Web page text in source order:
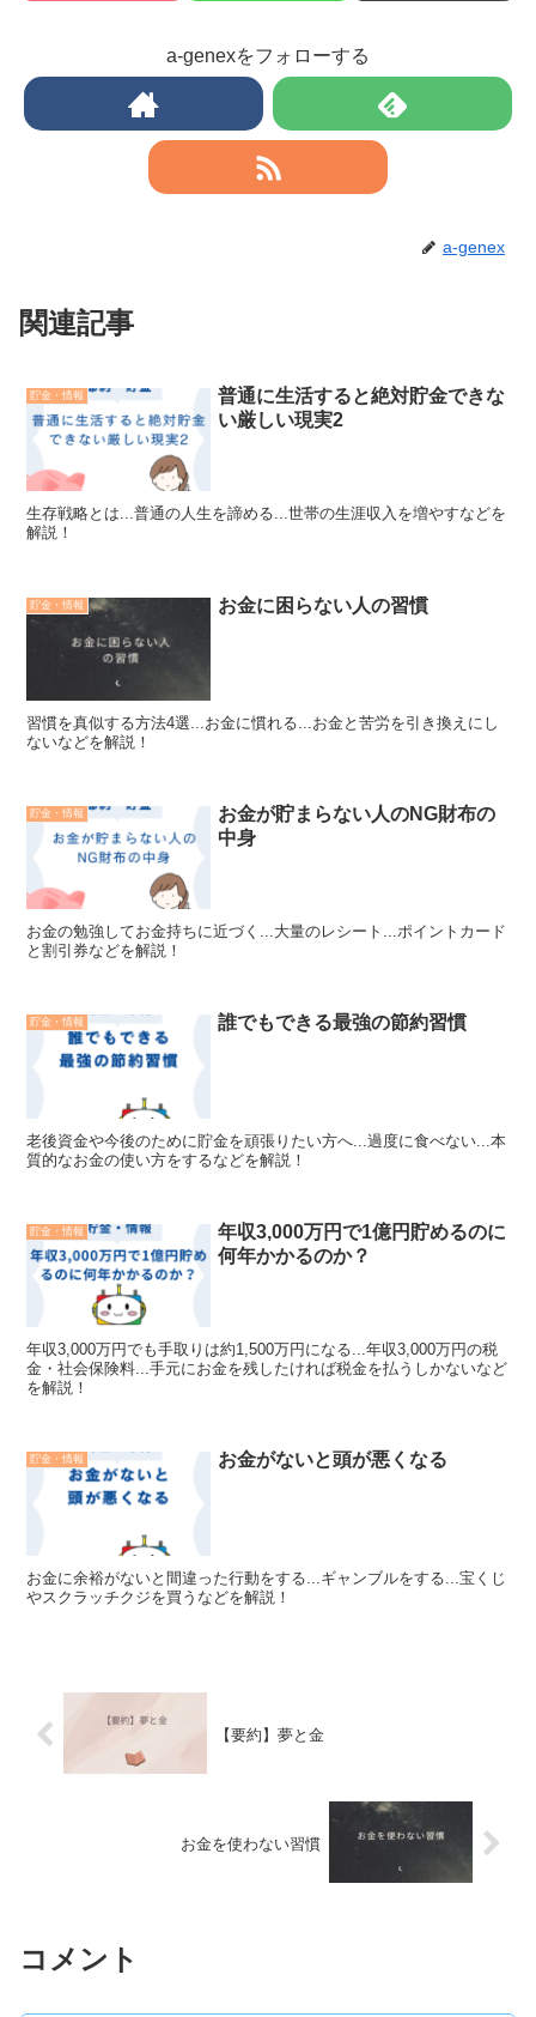
a-genexをフォローする
a-genex
関連記事
貯金・情報
普通に生活すると絶対貯金できな
い厳しい現実2
生存戦略とは...普通の人生を諦める...世帯の生涯収入を増やすなどを
解説！
貯金・情報 お金に困らない人の習慣
習慣を真似する方法4選...お金に慣れる...お金と苦労を引き換えにし
ないなどを解説！
貯金・情報
お金が貯まらない人のNG財布の
中身
お金の勉強してお金持ちに近づく...大量のレシート...ポイントカード
と割引券などを解説！
貯金・情報 誰でもできる最強の節約習慣
老後資金や今後のために貯金を頑張りたい方へ...過度に食べない...本
質的なお金の使い方をするなどを解説！
貯金・情報
年収3,000万円で1億円貯めるのに
何年かかるのか？
年収3,000万円でも手取りは約1,500万円になる...年収3,000万円の税
金・社会保険料...手元にお金を残したければ税金を払うしかないなど
を解説！
貯金・情報 お金がないと頭が悪くなる
お金に余裕がないと間違った行動をする...ギャンブルをする...宝くじ
やスクラッチクジを買うなどを解説！
【要約】夢と金
お金を使わない習慣
コメント